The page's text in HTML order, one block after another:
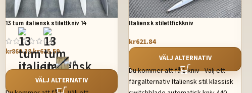
13 tum italiensk stilettkniv 14
(14)
kr869.38kr615.59
+6
VÄLJ ALTERNATIV
Italiensk stilettfickkniv
kr621.84
VÄLJ ALTERNATIV
Du kommer att få 1 kniv - Välj ett
färgalternativ Italiensk stil klassisk